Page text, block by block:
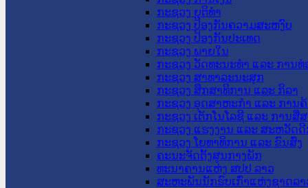
ກະຊວງ ຍຸຕິທໍາ
ກະຊວງ ປ້ອງກັນຄວາມສະຫງົບ
ກະຊວງ ປ້ອງກັນປະເທດ
ກະຊວງ ພາຍໃນ
ກະຊວງ ວັດທະນະທຳ ແລະ ການທ່
ກະຊວງ ສາທາລະນະສຸກ
ກະຊວງ ສຶກສາທິການ ແລະ ກິລາ
ກະຊວງ ອຸດສາຫະກຳ ແລະ ການຄ້
ກະຊວງ ເຕັກໂນໂລຊີ ແລະ ການສື່
ກະຊວງ ແຮງງານ ແລະ ສະຫວັດ
ກະຊວງ ໂຍທາທິການ ແລະ ຂົນສົ່ງ
ຄະນະຈັດຕັ້ງສູນກາງພັກ
ທະນາຄານແຫ່ງ ສປປ ລາວ
ສະຫະພັນນັກຮົບເກົ່າແຫ່ງຊາດລາ